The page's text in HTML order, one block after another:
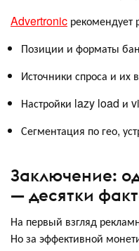
Advertronic рекомендует
Позиции и форматы
Источники спроса и
Настройки lazy load и
Сегментация по гео,
Заключение:
— десятки
На первый взгляд
Но за эффективной